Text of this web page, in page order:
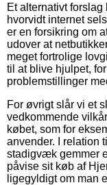
Et alternativt
hvorvidt internet
er en forsikring om
udover at
meget fortrolige
til at blive hjulpet,
problemstillinger
For øvrigt slår vi et
vedkommende
købet, som for
anvender. I relation
stadigvæk gemmer
påvise sit køb af
ligegyldigt om man